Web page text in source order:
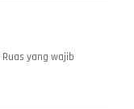
Ruas yang wajib